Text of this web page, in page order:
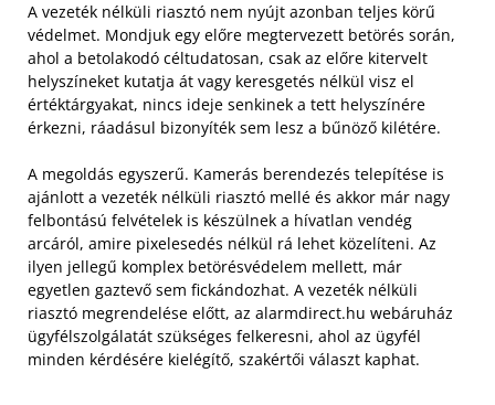
A vezeték nélküli riasztó nem nyújt azonban teljes körű
védelmet. Mondjuk egy előre megtervezett betörés során,
ahol a betolakodó céltudatosan, csak az előre kitervelt
helyszíneket kutatja át vagy keresgetés nélkül visz el
értéktárgyakat, nincs ideje senkinek a tett helyszínére
érkezni, ráadásul bizonyíték sem lesz a bűnöző kilétére.
A megoldás egyszerű. Kamerás berendezés telepítése is
ajánlott a vezeték nélküli riasztó mellé és akkor már nagy
felbontású felvételek is készülnek a hívatlan vendég
arcáról, amire pixelesedés nélkül rá lehet közelíteni. Az
ilyen jellegű komplex betörésvédelem mellett, már
egyetlen gaztevő sem fickándozhat. A vezeték nélküli
riasztó megrendelése előtt, az alarmdirect.hu webáruház
ügyfélszolgálatát szükséges felkeresni, ahol az ügyfél
minden kérdésére kielégítő, szakértői választ kaphat.